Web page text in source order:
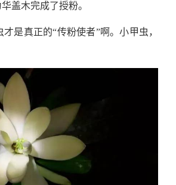
盖木完成了授粉。
真正的“传粉使者”啊。小甲虫，